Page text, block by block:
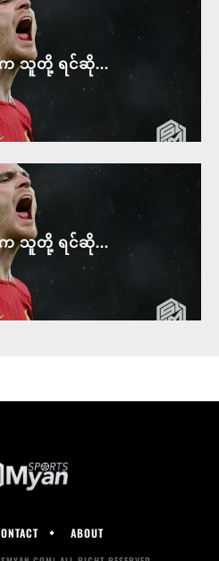
သူတို့ ရင်ဆို...
သူတို့ ရင်ဆို...
ABOUT